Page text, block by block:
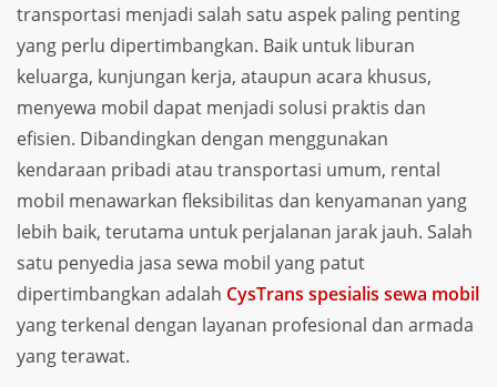
transportasi menjadi salah satu aspek paling penting
yang perlu dipertimbangkan. Baik untuk liburan
keluarga, kunjungan kerja, ataupun acara khusus,
menyewa mobil dapat menjadi solusi praktis dan
efisien. Dibandingkan dengan menggunakan
kendaraan pribadi atau transportasi umum, rental
mobil menawarkan fleksibilitas dan kenyamanan yang
lebih baik, terutama untuk perjalanan jarak jauh. Salah
satu penyedia jasa sewa mobil yang patut
dipertimbangkan adalah CysTrans spesialis sewa mobil
yang terkenal dengan layanan profesional dan armada
yang terawat.